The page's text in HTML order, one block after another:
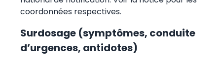
coordonnées respectives.
Surdosage (symptômes, conduite
d’urgences, antidotes)